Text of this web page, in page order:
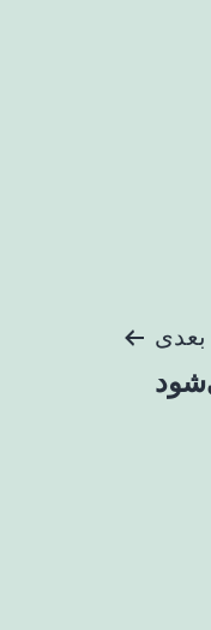
بعدی